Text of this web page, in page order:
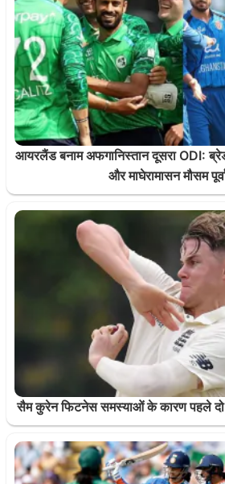
आयरलैंड बनाम अफगानिस्तान दूसरा ODI:
और माघेरामासन मौसम
सैम कुरेन फिटनेस समस्याओं के कारण पहले दो